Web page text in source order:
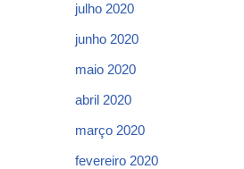
julho 2020
junho 2020
maio 2020
abril 2020
março 2020
fevereiro 2020